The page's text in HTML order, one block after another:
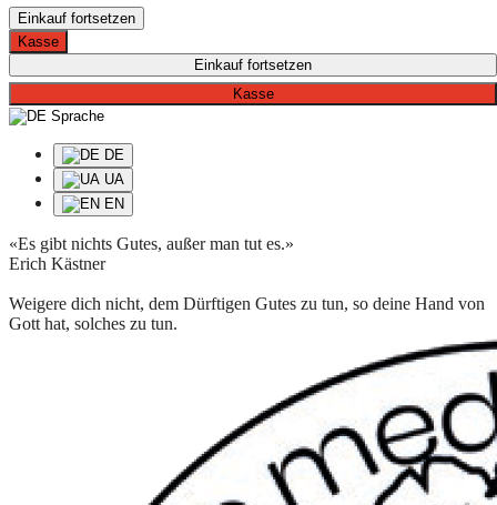
Einkauf fortsetzen
Kasse
Einkauf fortsetzen
Kasse
Sprache
DE
UA
EN
«Es gibt nichts Gutes, außer man tut es.»
Erich Kästner
Weigere dich nicht, dem Dürftigen Gutes zu tun, so deine Hand von
Gott hat, solches zu tun.